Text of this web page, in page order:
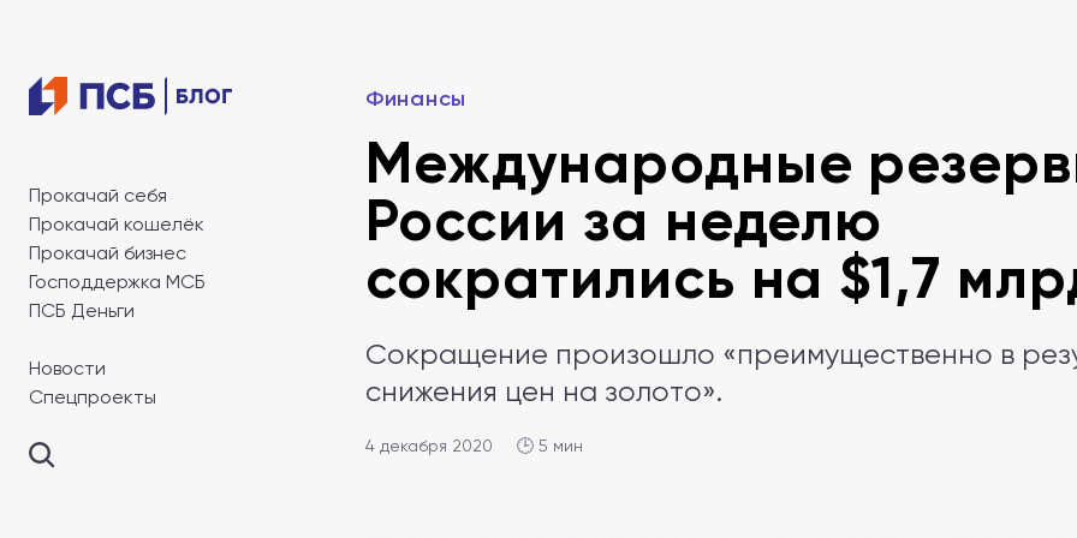
Прокачай себя
Прокачай кошелёк
Прокачай бизнес
Господдержка МСБ
ПСБ Деньги
Новости
Спецпроекты
Финансы
Международные
России за неделю
сократились на $1,7
Сокращение произошло «преимущественно в
снижения цен на золото».
4 декабря 2020 🕒 5 мин